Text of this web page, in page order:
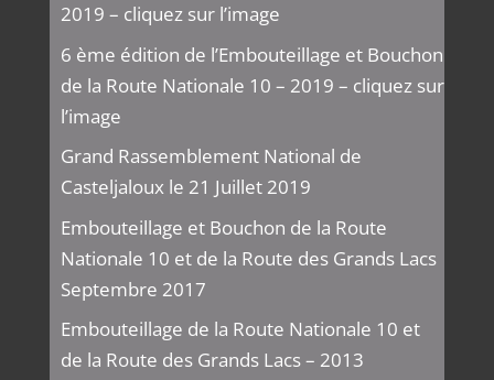
2019 – cliquez sur l’image
6 ème édition de l’Embouteillage et Bouchon
de la Route Nationale 10 – 2019 – cliquez sur
l’image
Grand Rassemblement National de
Casteljaloux le 21 Juillet 2019
Embouteillage et Bouchon de la Route
Nationale 10 et de la Route des Grands Lacs
Septembre 2017
Embouteillage de la Route Nationale 10 et
de la Route des Grands Lacs – 2013